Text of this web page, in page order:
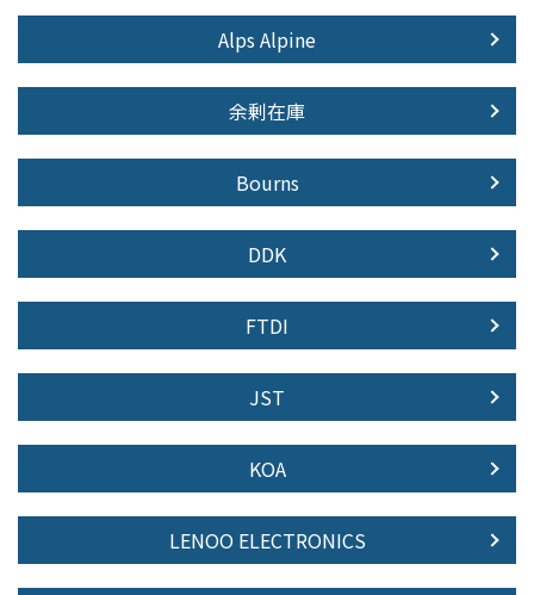
Alps Alpine
余剰在庫
Bourns
DDK
FTDI
JST
KOA
LENOO ELECTRONICS